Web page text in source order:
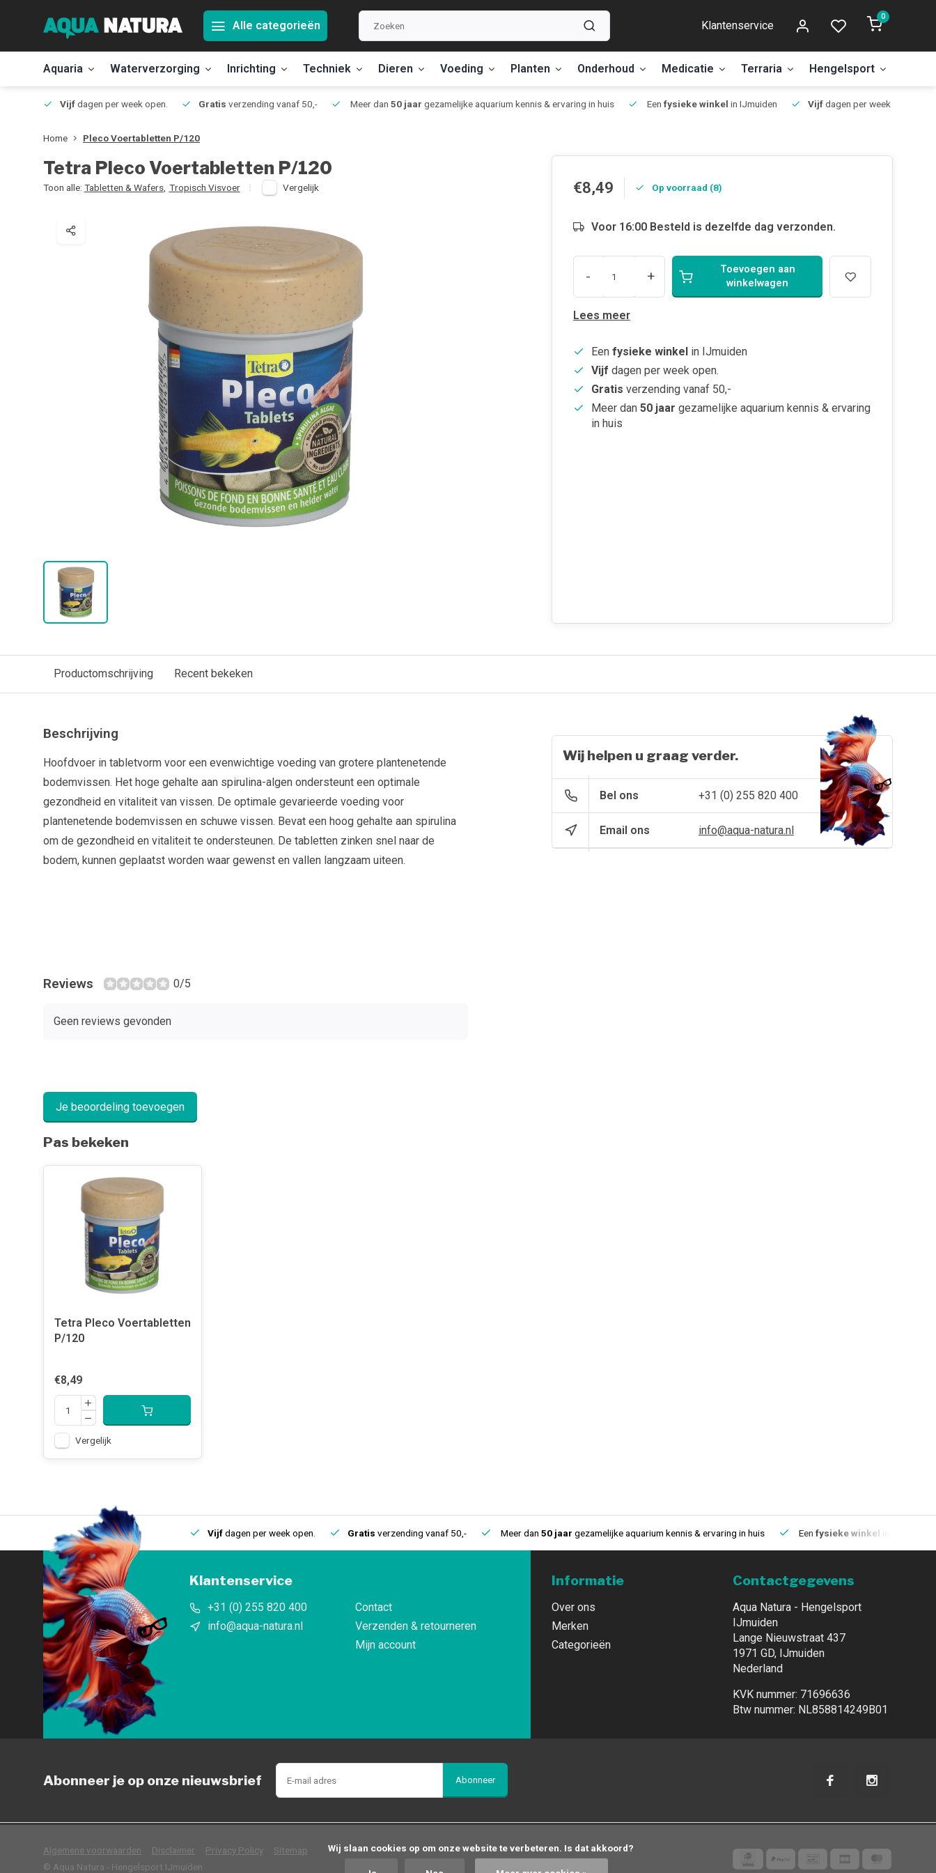
Alle categorieën Klantenservice
0
Aquaria Waterverzorging Inrichting Techniek Dieren Voeding Planten Onderhoud Medicatie Terraria Hengelsport
Vijfdagen per week open. Gratis verzending vanaf 50,- Meer dan 50 jaar gezamelijke aquarium kennis & ervaring in huis Een fysieke winkel in IJmuiden Vijfdagen per week open.
Home Pleco Voertabletten P/120
Tetra Pleco Voertabletten P/120
Toon alle: Tabletten & Wafers, Tropisch Visvoer Vergelijk €8,49 Op voorraad (8)
Voor 16:00 Besteld is dezelfde dag verzonden.
- +
Toevoegen aan
winkelwagen
Lees meer
Een fysieke winkel in IJmuiden
Vijf dagen per week open.
Gratis verzending vanaf 50,-
Meer dan 50 jaar gezamelijke aquarium kennis & ervaring
in huis
Productomschrijving Recent bekeken
Beschrijving
Hoofdvoer in tabletvorm voor een evenwichtige voeding van grotere plantenetende
bodemvissen. Het hoge gehalte aan spirulina-algen ondersteunt een optimale
gezondheid en vitaliteit van vissen. De optimale gevarieerde voeding voor
plantenetende bodemvissen en schuwe vissen. Bevat een hoog gehalte aan spirulina
om de gezondheid en vitaliteit te ondersteunen. De tabletten zinken snel naar de
bodem, kunnen geplaatst worden waar gewenst en vallen langzaam uiteen.
Reviews 0/5
Geen reviews gevonden
Je beoordeling toevoegen
Wij helpen u graag verder.
Bel ons +31 (0) 255 820 400
Email ons info@aqua-natura.nl
Pas bekeken
Tetra Pleco Voertabletten
P/120
€8,49
Vergelijk
Eenfysieke winkelin IJmuiden Vijfdagen per week open. Gratis verzending vanaf 50,- Meer dan 50 jaar gezamelijke aquarium kennis & ervaring in huis Een fysieke winkel
Klantenservice
+31 (0) 255 820 400
info@aqua-natura.nl
Contact
Verzenden & retourneren
Mijn account
Informatie
Over ons
Merken
Categorieën
Contactgegevens
Aqua Natura - Hengelsport
IJmuiden
Lange Nieuwstraat 437
1971 GD, IJmuiden
Nederland
KVK nummer: 71696636
Btw nummer: NL858814249B01
Abonneer je op onze nieuwsbrief Abonneer
Algemene voorwaarden Disclaimer Privacy Policy
Sitemap
© Aqua Natura - Hengelsport IJmuiden
            Wij slaan cookies op om onze website te verbeteren. Is dat akkoord?